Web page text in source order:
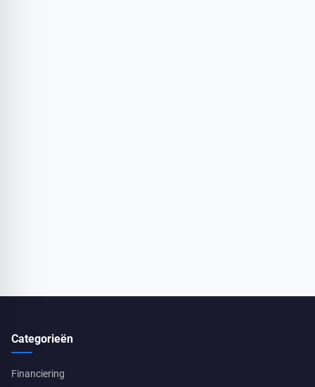
Categorieën
Financiering